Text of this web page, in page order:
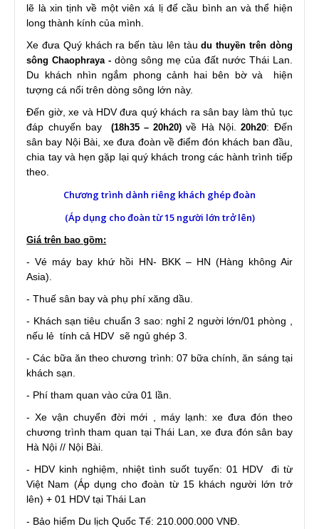
lẽ là xin tịnh về một viên xá lị để cầu bình an và thể hiện
long thành kính của mình.
Xe đưa Quý khách ra bến tàu lên tàudu thuyền trên dòng
sông Chaophraya - dòng sông mẹ của đất nước Thái Lan.
Du khách nhìn ngắm phong cảnh hai bên bờ và hiện
tượng cá nổi trên dòng sông lớn này.
Đến giờ, xe và HDV đưa quý khách ra sân bay làm thủ tục
đáp chuyến bay
(18h35 – 20h20) về Hà Nội.20h20: Đến
sân bay Nội Bài, xe đưa đoàn về điểm đón khách ban đầu,
chia tay và hẹn gặp lại quý khách trong các hành trình tiếp
theo.
Chương trình dành riêng khách ghép đoàn
(Áp dụng cho đoàn từ 15 người lớn trở lên)
Giá trên bao gồm:
- Vé máy bay khứ hồi HN- BKK – HN (Hàng không Air
Asia).
- Thuế sân bay và phụ phí xăng dầu.
- Khách sạn tiêu chuẩn 3 sao: nghỉ 2 người lớn/01 phòng ,
nếu lẻ tính cả HDV sẽ ngủ ghép 3.
- Các bữa ăn theo chương trình: 07 bữa chính, ăn sáng tại
khách sạn.
- Phí tham quan vào cửa 01 lần.
- Xe vận chuyển đời mới , máy lạnh: xe đưa đón theo
chương trình tham quan tại Thái Lan, xe đưa đón sân bay
Hà Nội // Nội Bài.
- HDV kinh nghiệm, nhiệt tình suốt tuyến: 01 HDV đi từ
Việt Nam (Áp dụng cho đoàn từ 15 khách người lớn trở
lên) + 01 HDV tại Thái Lan
- Bảo hiểm Du lịch Quốc Tế: 210.000.000 VNĐ.